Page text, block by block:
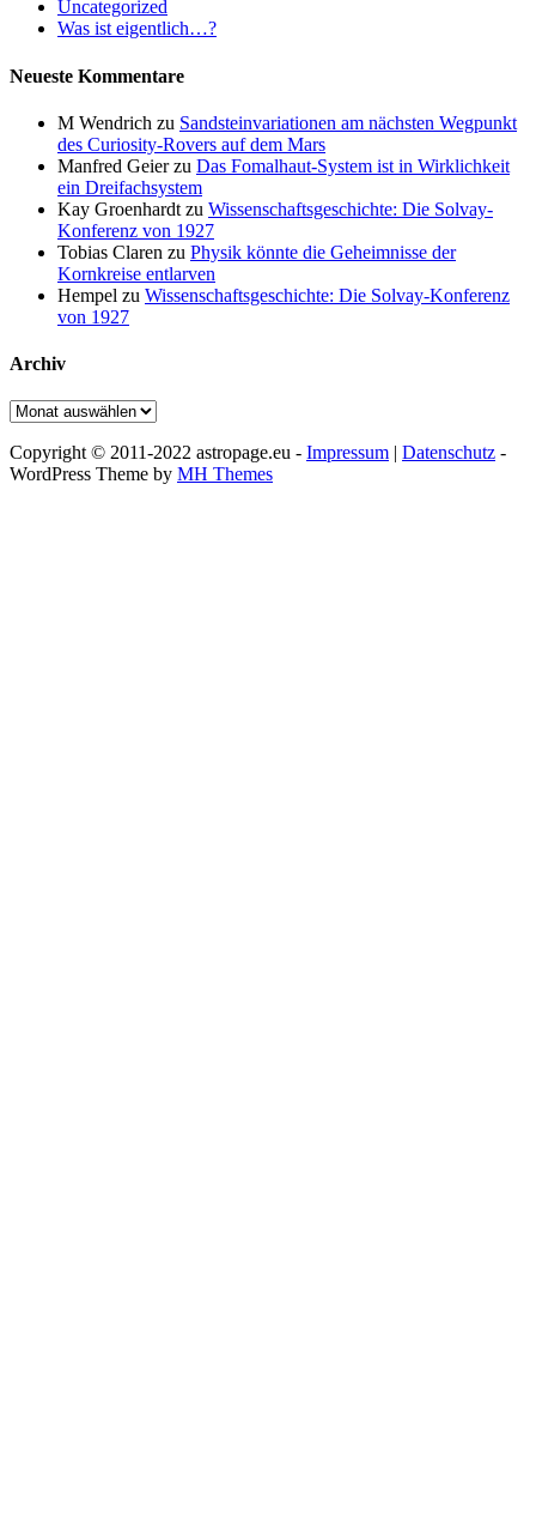
Uncategorized
Was ist eigentlich…?
Neueste Kommentare
M Wendrich zu Sandsteinvariationen am nächsten Wegpunkt
des Curiosity-Rovers auf dem Mars
Manfred Geierzu Das Fomalhaut-System ist in Wirklichkeit
ein Dreifachsystem
Kay Groenhardt zu Wissenschaftsgeschichte: Die Solvay-
Konferenz von 1927
Tobias Claren zu Physik könnte die Geheimnisse der
Kornkreise entlarven
Hempel zu Wissenschaftsgeschichte: Die Solvay-Konferenz
von 1927
Archiv
Archiv
Copyright © 2011-2022 astropage.eu - Impressum | Datenschutz -
WordPress Theme by MH Themes